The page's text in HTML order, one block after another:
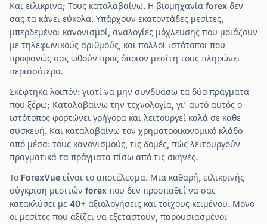
Και ειλικρινά; Τους καταλαβαίνω. Η βιομηχανία forex δεν
σας τα κάνει εύκολα. Υπάρχουν εκατοντάδες μεσίτες,
μπερδεμένοι κανονισμοί, αναλογίες μόχλευσης που μοιάζουν
με τηλεφωνικούς αριθμούς, και πολλοί ιστότοποι που
προφανώς σας ωθούν προς όποιον μεσίτη τους πληρώνει
περισσότερο.
Σκέφτηκα λοιπόν: γιατί να μην συνδυάσω τα δύο πράγματα
που ξέρω; Καταλαβαίνω την τεχνολογία, γι' αυτό αυτός ο
ιστότοπος φορτώνει γρήγορα και λειτουργεί καλά σε κάθε
συσκευή. Και καταλαβαίνω τον χρηματοοικονομικό κλάδο
από μέσα: τους κανονισμούς, τις δομές, πώς λειτουργούν
πραγματικά τα πράγματα πίσω από τις σκηνές.
Το ForexVue είναι το αποτέλεσμα. Μια καθαρή, ειλικρινής
σύγκριση μεσιτών forex που δεν προσπαθεί να σας
κατακλύσει με 40+ αξιολογήσεις και τοίχους κειμένου. Μόνο
οι μεσίτες που αξίζει να εξεταστούν, παρουσιασμένοι